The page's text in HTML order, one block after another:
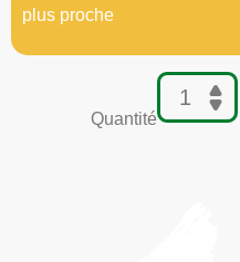
plus proche
Quantité